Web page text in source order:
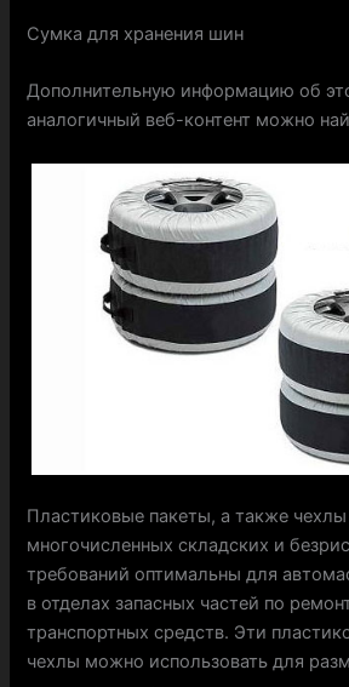
Сумка для хранения шин
Дополнительную информацию об
аналогичный веб-контент можно
Пластиковые пакеты, а также
многочисленных складских и
требований оптимальны для
в отделах запасных частей по
транспортных средств. Эти
чехлы можно использовать для